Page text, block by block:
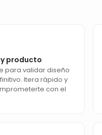
producto
para validar diseño
Itera rápido y
con el